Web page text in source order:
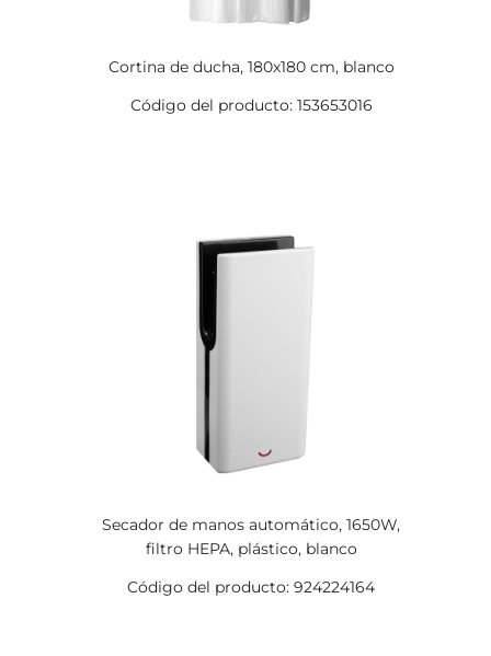
Cortina de ducha, 180x180 cm, blanco
Código del producto: 153653016
Secador de manos automático, 1650W,
filtro HEPA, plástico, blanco
Código del producto: 924224164